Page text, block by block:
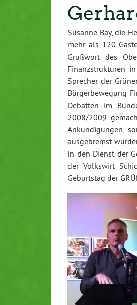
Susanne Bay, die
mehr als 120
Grußwort des
Finanzstrukturen
Sprecher der
Bürgerbewegung
Debatten im
2008/2009
Ankündigungen,
ausgebremst
in den Dienst der
der Volkswirt
Geburtstag der